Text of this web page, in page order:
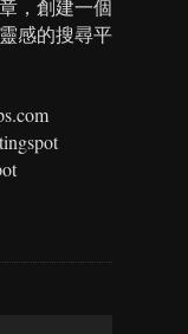
，創建一個
感的搜尋平